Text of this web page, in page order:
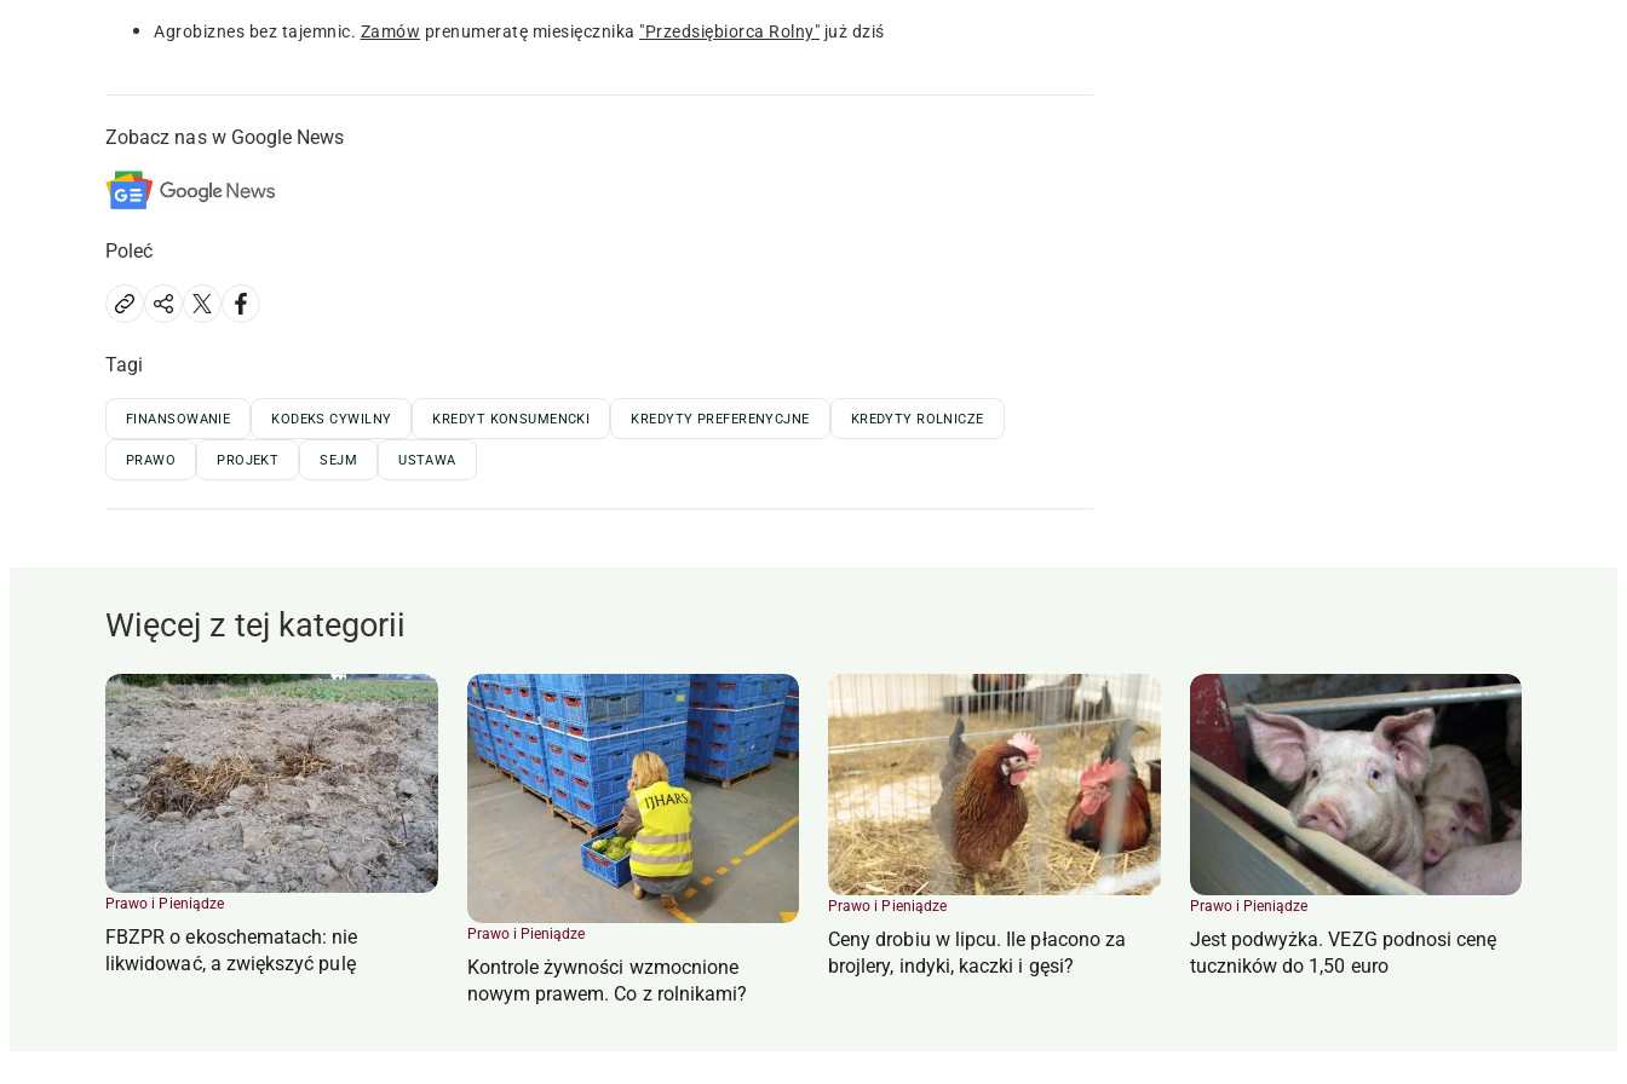
Agrobiznes bez tajemnic. Zamów prenumeratę miesięcznika "Przedsiębiorca Rolny" już dziś
Zobacz nas w Google News
Poleć
Tagi
FINANSOWANIE KODEKS CYWILNY KREDYT KONSUMENCKI KREDYTY PREFERENYCJNE KREDYTY ROLNICZE
PRAWO PROJEKT SEJM USTAWA
Więcej z tej kategorii
Prawo i Pieniądze
FBZPR o ekoschematach: nie
likwidować, a zwiększyć pulę
Prawo i Pieniądze
Kontrole żywności wzmocnione
nowym prawem. Co z rolnikami?
Prawo i Pieniądze
Ceny drobiu w lipcu. Ile płacono za
brojlery, indyki, kaczki i gęsi?
Prawo i Pieniądze
Jest podwyżka. VEZG podnosi cenę
tuczników do 1,50 euro